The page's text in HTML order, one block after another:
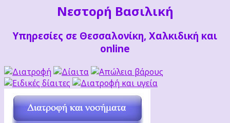
Νεστορή Βασιλική
Υπηρεσίες σε Θεσσαλονίκη, Χαλκιδική και
online